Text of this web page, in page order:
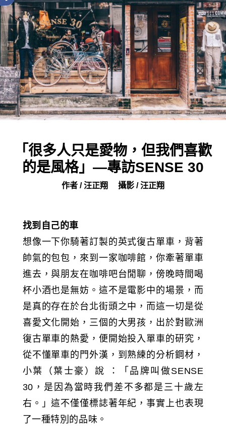
「很多人只是愛物，但我們喜歡
的是風格」—專訪SENSE 30
作者 / 汪正翔 攝影 / 汪正翔
找到自己的車
想像一下你騎著訂製的英式復古單車，背著
帥氣的包包，來到一家咖啡館，你牽著單車
進去，與朋友在咖啡吧台閒聊，傍晚時間喝
杯小酒也是無妨。這不是電影中的場景，而
是真的存在於台北街頭之中，而這一切是從
喜愛文化開始，三個的大男孩，出於對歐洲
復古單車的熱愛，便開始投入單車的研究，
從不懂單車的門外漢，到熟練的分析鋼材，
小葉（葉士豪）說 ：「品牌叫做SENSE
30，是因為當時我們差不多都是三十歲左
右。」這不僅僅標誌著年紀，事實上也表現
了一種特別的品味。